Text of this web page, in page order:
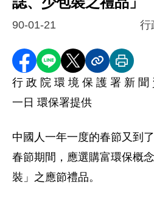
90-01-21 行
分享至 Facebook
分享到 LINE
分享到 X分享內容連
列印本
行 政 院 環 境 保 護 署 新 聞
一日 環保署提供
中國人一年一度的春節又到
春節期間，應選購富環保概
裝」之應節禮品。